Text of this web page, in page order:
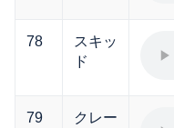
78
スキッ
ド
79
クレー